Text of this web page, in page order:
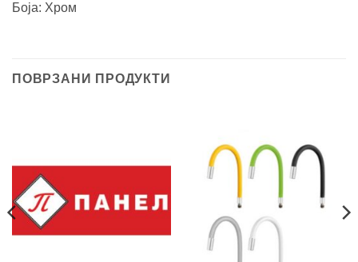
Боја: Хром
ПОВРЗАНИ ПРОДУКТИ